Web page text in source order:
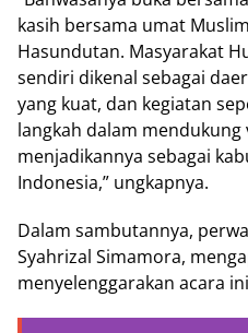
kasih bersama umat
Hasundutan. Masyarakat
sendiri dikenal sebagai
yang kuat, dan kegiatan
langkah dalam
menjadikannya sebagai
Indonesia,” ungkapnya.
Dalam sambutannya,
Syahrizal Simamora,
menyelenggarakan acara